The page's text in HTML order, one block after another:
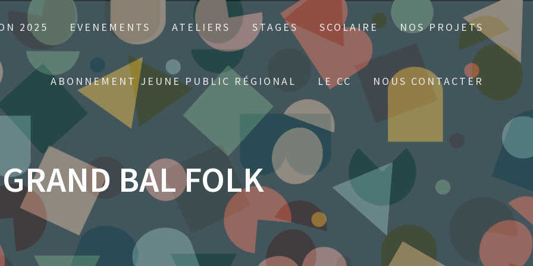
2025 EVENEMENTS ATELIERS STAGES SCOLAIRE NOS PROJETS
ABONNEMENT JEUNE PUBLIC RÉGIONAL LE CC NOUS CONTACTER
GRAND BAL FOLK